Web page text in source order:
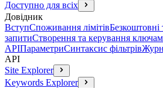
Доступно для всіх
Довідник
ВступСпоживання лімітівБезкоштовні
запитиСтворення та керування
APIПараметриСинтаксис фільтрів
API
Site Explorer
Keywords Explorer